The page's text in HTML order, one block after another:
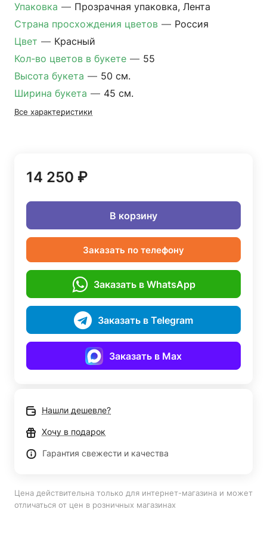
Упаковка — Прозрачная упаковка, Лента
Страна просхождения цветов — Россия
Цвет — Красный
Кол-во цветов в букете — 55
Высота букета — 50 см.
Ширина букета — 45 см.
Все характеристики
14 250 ₽
В корзину
Заказать по телефону
Заказать в WhatsApp
Заказать в Telegram
Заказать в Max
Нашли дешевле?
Хочу в подарок
Гарантия свежести и качества
Цена действительна только для интернет-магазина и может
отличаться от цен в розничных магазинах